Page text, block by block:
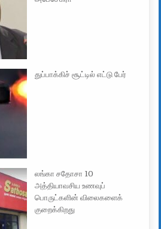
துப்பாக்கிச் சூட்டில் எட்டு பேர்
லங்கா சதோசா 10
அத்தியாவசிய உணவுப்
பொருட்களின் விலைகளைக்
குறைக்கிறது